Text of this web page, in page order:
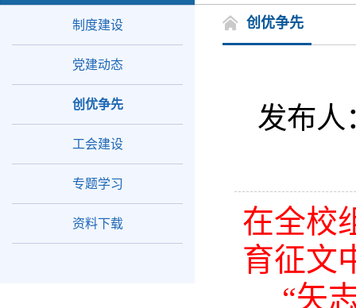
制度建设
党建动态
创优争先
工会建设
专题学习
资料下载
创优争先
发布人
在全校
育征文
“矢志